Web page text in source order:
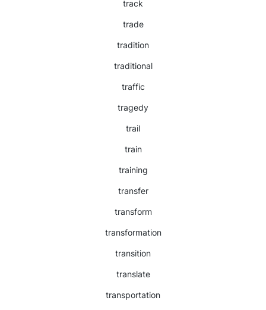
track
trade
tradition
traditional
traffic
tragedy
trail
train
training
transfer
transform
transformation
transition
translate
transportation